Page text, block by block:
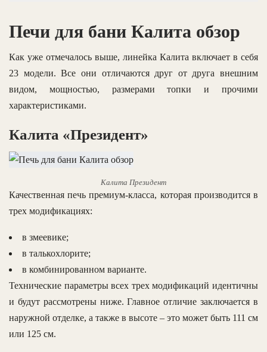
Печи для бани Калита обзор
Как уже отмечалось выше, линейка Калита включает в себя
23 модели. Все они отличаются друг от друга внешним
видом, мощностью, размерами топки и прочими
характеристиками.
Калита «Президент»
Калита Президент
Качественная печь премиум-класса, которая производится в
трех модификациях:
в змеевике;
в талькохлорите;
в комбинированном варианте.
Технические параметры всех трех модификаций идентичны
и будут рассмотрены ниже. Главное отличие заключается в
наружной отделке, а также в высоте – это может быть 111 см
или 125 см.